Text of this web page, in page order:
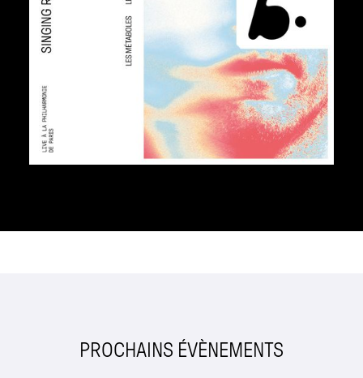
PROCHAINS ÉVÈNEMENTS